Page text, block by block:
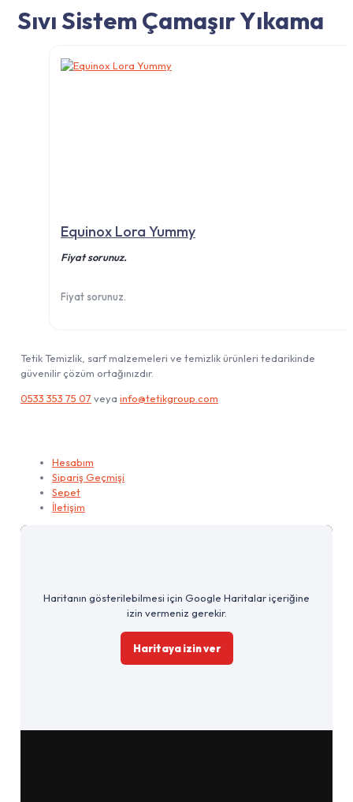
Sıvı Sistem Çamaşır Yıkama
Equinox Lora Yummy
Fiyat sorunuz.
Fiyat sorunuz.
Tetik Temizlik, sarf malzemeleri ve temizlik ürünleri tedarikinde
güvenilir çözüm ortağınızdır.
0533 353 75 07 veya info@tetikgroup.com
Hesabım
Sipariş Geçmişi
Sepet
İletişim
Haritanın gösterilebilmesi için Google Haritalar içeriğine
izin vermeniz gerekir.
Haritaya izin ver